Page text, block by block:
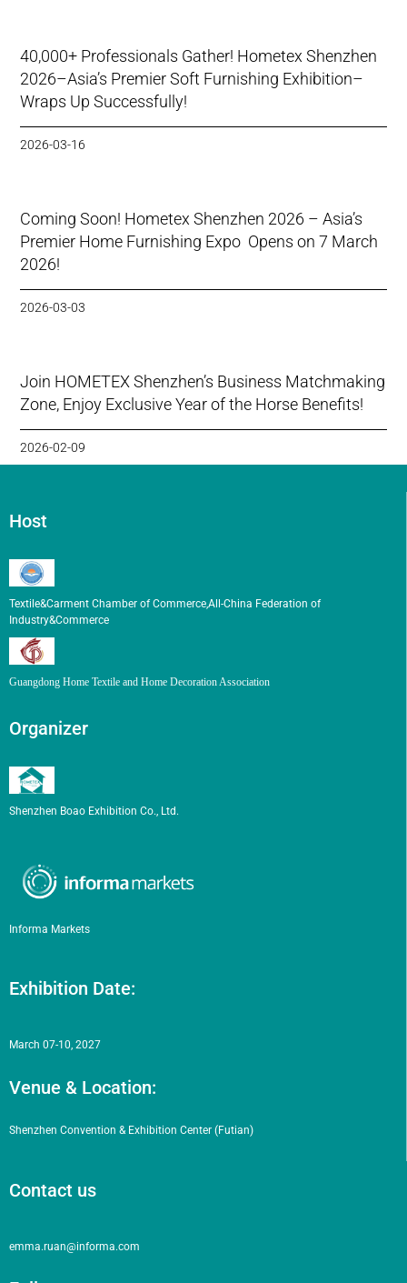
40,000+ Professionals Gather! Hometex Shenzhen
2026–Asia’s Premier Soft Furnishing Exhibition–
Wraps Up Successfully!
2026-03-16
Coming Soon! Hometex Shenzhen 2026 – Asia’s
Premier Home Furnishing Expo Opens on 7 March
2026!
2026-03-03
Join HOMETEX Shenzhen’s Business Matchmaking
Zone, Enjoy Exclusive Year of the Horse Benefits!
2026-02-09
Host
Textile&Carment Chamber of Commerce,All-China Federation of
Industry&Commerce
Guangdong Home Textile and Home Decoration Association
Organizer
Shenzhen Boao Exhibition Co., Ltd.
Informa Markets
Exhibition Date:
March 07-10, 2027
Venue & Location:
Shenzhen Convention & Exhibition Center (Futian)
Contact us
emma.ruan@informa.com